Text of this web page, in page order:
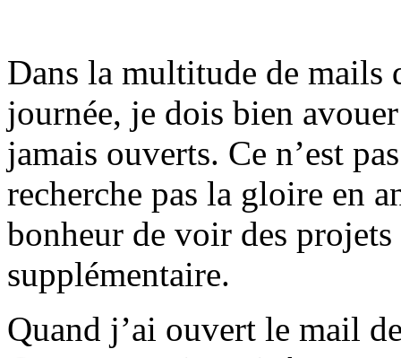
Dans la multitude de mails
journée, je dois bien
jamais ouverts. Ce n’est
recherche pas la gloire en
bonheur de voir des
supplémentaire.
Quand j’ai ouvert le mail